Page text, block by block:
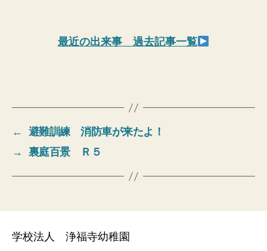
最近の出来事 過去記事一覧
←
避難訓練 消防車が来たよ！
→
裏庭百景 Ｒ５
学校法人 浄福寺幼稚園